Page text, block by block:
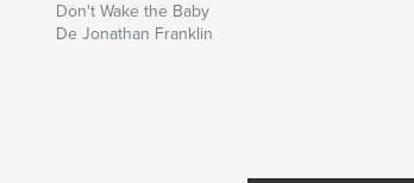
Don't Wake the Baby
De Jonathan Franklin